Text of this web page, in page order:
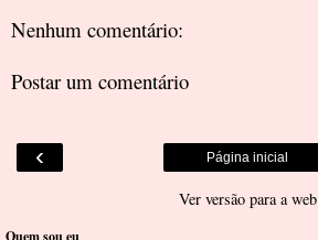
Nenhum comentário:
Postar um comentário
‹ Página inicial
Ver versão para a web